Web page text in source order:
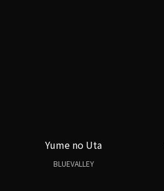
Yume no Uta
BLUEVALLEY